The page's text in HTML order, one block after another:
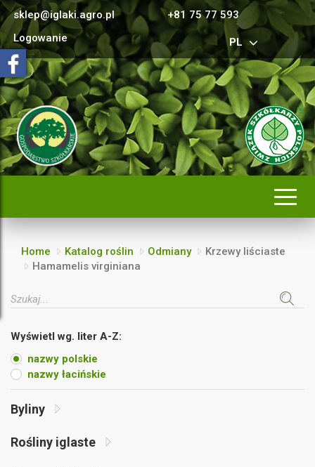
sklep@iglaki.agro.pl
+81 75 77 593
Logowanie
PL
Home Katalog roślin Odmiany
Krzewy liściaste
Hamamelis virginiana
Wyświetl wg. liter A-Z:
nazwy polskie
nazwy łacińskie
Byliny
Rośliny iglaste